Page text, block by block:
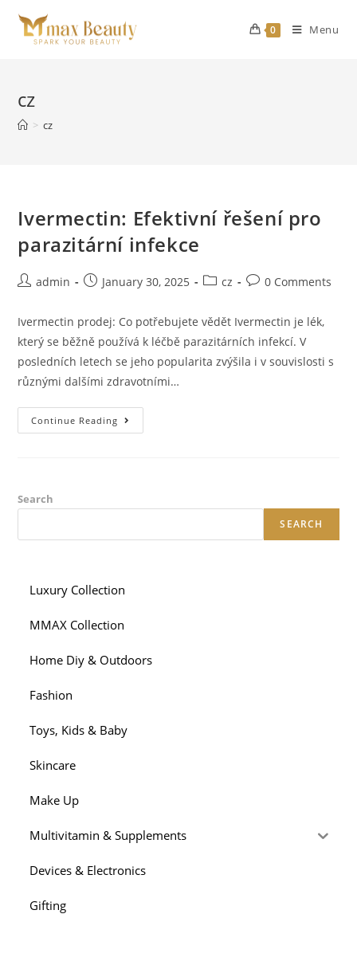
content
0 Menu
cz
> cz
Ivermectin: Efektivní řešení pro
parazitární infekce
Postadmin
PostJanuary 30, 2025
Postcz
Post0 Comments
Ivermectin prodej: Co potřebujete vědět Ivermectin je lék,
který se běžně používá k léčbě parazitárních infekcí. V
posledních letech se jeho popularita zvýšila i v souvislosti s
různými dalšími zdravotními…
Continue Reading Ivermectin:
Efektivní
Search
SEARCH
Luxury Collection
MMAX Collection
Home Diy & Outdoors
Fashion
Toys, Kids & Baby
Skincare
Make Up
Multivitamin & Supplements
Devices & Electronics
Gifting